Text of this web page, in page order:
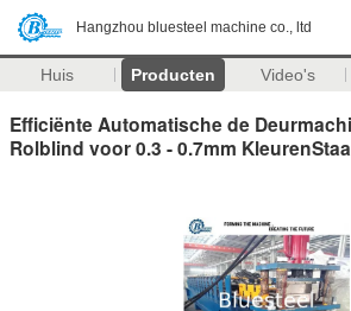
Hangzhou bluesteel machine co., ltd
Huis Producten Video's
Efficiënte Automatische de
Rolblind voor 0.3 - 0.7mm